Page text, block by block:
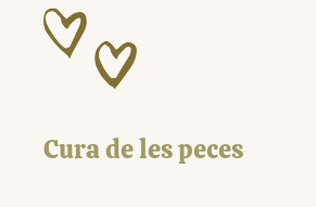
Cura de les peces